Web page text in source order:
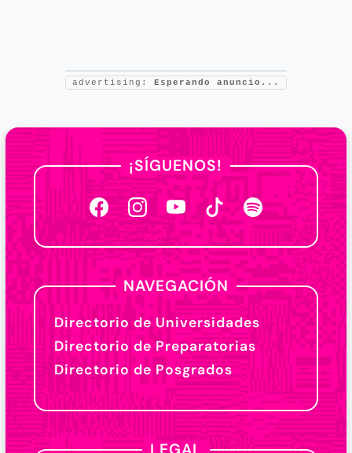
advertising: Esperando anuncio...
¡SÍGUENOS!
NAVEGACIÓN
Directorio de Universidades
Directorio de Preparatorias
Directorio de Posgrados